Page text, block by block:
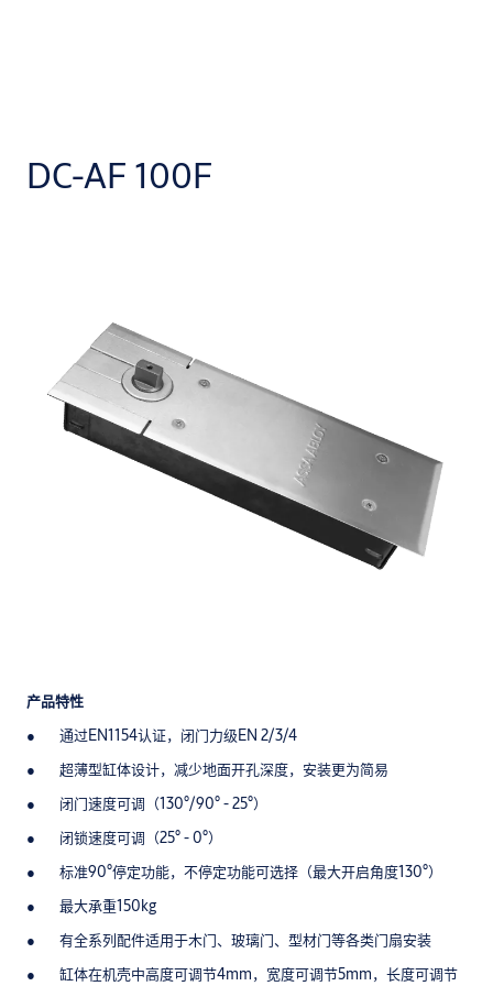
DC-AF 100F
产品特性
通过EN1154认证，闭门力级EN 2/3/4
超薄型缸体设计，减少地面开孔深度，安装更为简易
闭门速度可调（130°/90° - 25°）
闭锁速度可调（25° - 0°）
标准90°停定功能，不停定功能可选择（最大开启角度130°）
最大承重150kg
有全系列配件适用于木门、玻璃门、型材门等各类门扇安装
缸体在机壳中高度可调节4mm，宽度可调节5mm，长度可调节